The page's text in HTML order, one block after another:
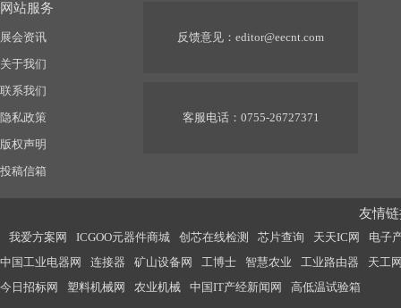
网站服务
展会资讯
关于我们
联系我们
隐私政策
版权声明
投稿信箱
反馈意见： editor@eecnt.com
客服电话：0755-26727371
友情
我爱方案网 ICGOO元器件商城 创芯在线检测 芯片查询 天天IC网
电子
中国工业电器网
连接器 矿山设备网 工博士 智慧农业 工业路由器
天工
今日招标网
塑料机械网 农业机械 中国IT产经新闻网 高低温试验箱